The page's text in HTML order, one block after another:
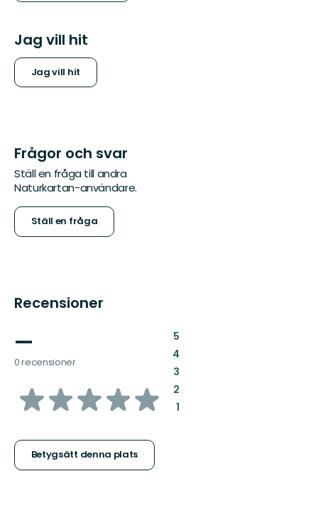
Jag vill hit
Jag vill hit
Frågor och svar
Ställ en fråga till andra
Naturkartan-användare.
Ställ en fråga
Recensioner
—
0 recensioner
av
stjärnor
Betygsätt denna plats
5:
4:
3:
2:
1: